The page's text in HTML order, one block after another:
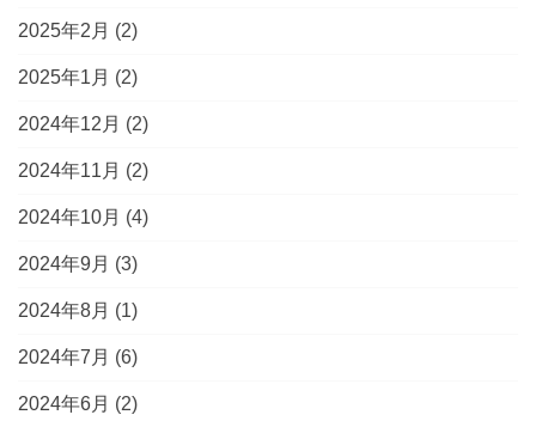
2025年2月 (2)
2025年1月 (2)
2024年12月 (2)
2024年11月 (2)
2024年10月 (4)
2024年9月 (3)
2024年8月 (1)
2024年7月 (6)
2024年6月 (2)